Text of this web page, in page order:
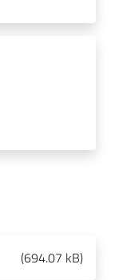
(694.07 kB)